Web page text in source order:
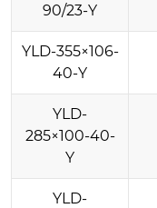
90/23-Y
YLD-355×106-
40-Y
YLD-
285×100-40-
Y
YLD-